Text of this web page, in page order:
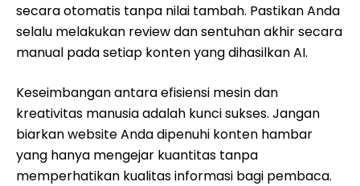
secara otomatis tanpa nilai tambah. Pastikan Anda
selalu melakukan review dan sentuhan akhir secara
manual pada setiap konten yang dihasilkan AI.
Keseimbangan antara efisiensi mesin dan
kreativitas manusia adalah kunci sukses. Jangan
biarkan website Anda dipenuhi konten hambar
yang hanya mengejar kuantitas tanpa
memperhatikan kualitas informasi bagi pembaca.